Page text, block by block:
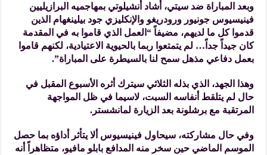
وبعد المباراة ضد سيتي، أشاد أنشيلوتي بمهاجميه البرازيليين
فينيسيوس جونيور ورودريغو والإنكليزي جود بيلينغهام الذين
قدموا كل ما لديهم، مضيفاً “العمل الذي قاموا به في المقدمة
كان جيداً جداً… لم يتمتعوا ربما بالحيوية الاعتيادية، لكنهم قاموا
بعمل دفاعي مذهل سمح لنا بالسيطرة على المباراة”.
وهذا الجهد، الذي بذله الثلاثي سيترك أثره الأسبوع المقبل في
حال لم يتلقط أنفاسه السبت، لاسيما في ظل المواجهة
المرتقبة مع برشلونة بعد الزيارة لمانشستر.
وفي حال مشاركته، سيحاول فينيسيوس ألا يتأثر أداؤه بما حصل
الموسم الماضي حين سخر منه المدافع بابلو مافيو، متظاهراً أنه